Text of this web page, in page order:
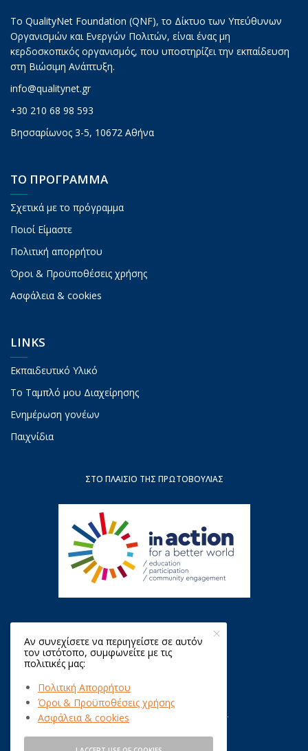
Το QualityNet Foundation (QNF), το Δίκτυο των Υπεύθυνων
Οργανισμών και Ενεργών Πολιτών, είναι ένας μη
κερδοσκοπικός οργανισμός, που υποστηρίζει την εκπαίδευση
στη Βιώσιμη Ανάπτυξη.
info@qualitynet.gr
+30 210 68 98 593
Βησσαρίωνος 3-5, 10672 Αθήνα
ΤΟ ΠΡΟΓΡΑΜΜΑ
Σχετικά με το πρόγραμμα
Ποιοί Είμαστε
Πολιτική απορρήτου
Όροι & Προϋποθέσεις χρήσης
Ασφάλεια & cookies
LINKS
Εκπαιδευτικό Υλικό
To Ταμπλό μου Διαχείρησης
Ενημέρωση γονέων
Παιχνίδια
ΣΤΟ ΠΛΑΊΣΙΟ ΤΗΣ ΠΡΩΤΟΒΟΥΛΊΑΣ
Copyright © 2021 QualityNet Foundation.
Αν συνεχίσετε να περιηγείστε σε αυτόν
τον ιστότοπο, συμφωνείτε με τις
πολιτικές μας:
Πολιτική Απορρήτου
Όροι & Προϋποθέσεις χρήσης
Ασφάλεια & cookies